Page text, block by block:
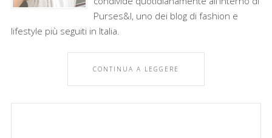
Purses&I, uno dei blog di fashion e
lifestyle più seguiti in Italia.
CONTINUA A LEGGERE